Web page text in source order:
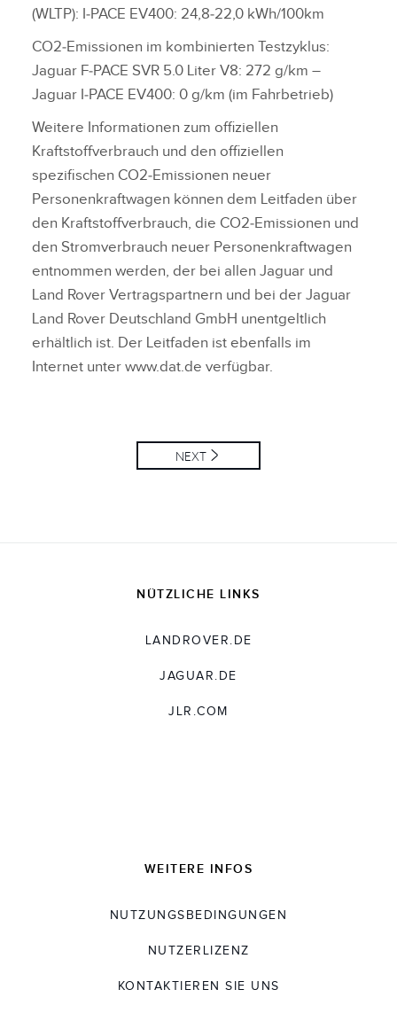
(WLTP): I‑PACE EV400: 24,8‑22,0 kWh/100km
CO2‑Emissionen im kombinierten Testzyklus:
Jaguar F‑PACE SVR 5.0 Liter V8: 272 g/km –
Jaguar I‑PACE EV400: 0 g/km (im Fahrbetrieb)
Weitere Informationen zum offiziellen
Kraftstoffverbrauch und den offiziellen
spezifischen CO2‑Emissionen neuer
Personenkraftwagen können dem Leitfaden über
den Kraftstoffverbrauch, die CO2‑Emissionen und
den Stromverbrauch neuer Personenkraftwagen
entnommen werden, der bei allen Jaguar und
Land Rover Vertragspartnern und bei der Jaguar
Land Rover Deutschland GmbH unentgeltlich
erhältlich ist. Der Leitfaden ist ebenfalls im
Internet unter www.dat.de verfügbar.
NEXT
NÜTZLICHE LINKS
LANDROVER.DE
JAGUAR.DE
JLR.COM
WEITERE INFOS
NUTZUNGSBEDINGUNGEN
NUTZERLIZENZ
KONTAKTIEREN SIE UNS